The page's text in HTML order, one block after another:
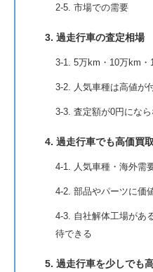
2-5. 市場での需要
3. 過走行車の査定相場
3-1. 5万km・10万km
3-2. 人気車種は高値が
3-3. 査定額が0円にな
4. 過走行車でも高価買
4-1. 人気車種・海外需
4-2. 部品やパーツに価
4-3. 自社解体工場があ
待できる
5. 過走行車を少しでも